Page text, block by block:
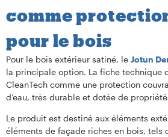
comme
pour le bois
Pour le bois extérieur satiné, le Jotun
la principale option. La fiche technique
CleanTech comme une protection
d’eau, très durable et dotée de
Le produit est destiné aux éléments
éléments de façade riches en bois, tels